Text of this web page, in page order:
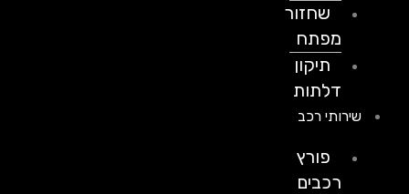
שחזור
מפתח
תיקון
דלתות
שירותי רכב
פורץ
רכבים